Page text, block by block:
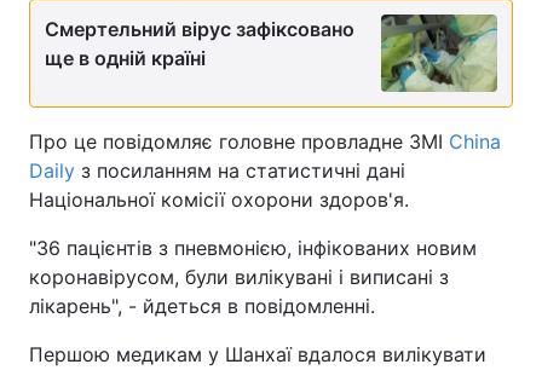
Смертельний вірус зафіксовано
ще в одній країні
Про це повідомляє головне провладне ЗМІ China
Daily з посиланням на статистичні дані
Національної комісії охорони здоров'я.
"36 пацієнтів з пневмонією, інфікованих новим
коронавірусом, були вилікувані і виписані з
лікарень", - йдеться в повідомленні.
Першою медикам у Шанхаї вдалося вилікувати